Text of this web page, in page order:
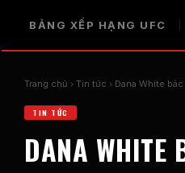
BẢNG XẾP HẠNG UFC
Trang chủ Tin tức Dana White
TIN TỨC
DANA WHITE